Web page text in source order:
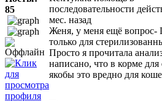
85
последовательности
мес. назад
Женя, у меня ещё вопрос-
только для
Просто я прочитала
написано, что в корме для
якобы это вредно для